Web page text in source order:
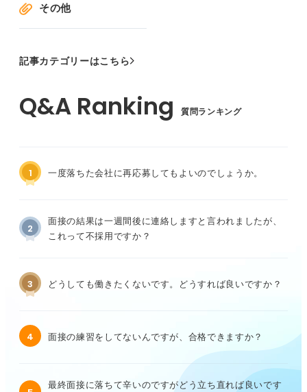
その他
記事カテゴリーはこちら
質問ランキング
1 一度落ちた会社に再応募してもよいのでしょうか。
2
面接の結果は一週間後に連絡しますと言われましたが、
これって不採用ですか？
3 どうしても働きたくないです。どうすれば良いですか？
4 面接の練習をしてないんですが、合格できますか？
最終面接に落ちて辛いのですがどう立ち直れば良いです